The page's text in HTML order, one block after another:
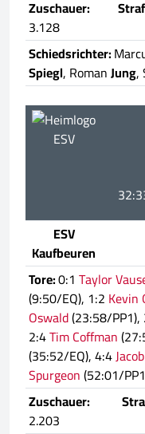
Zuschauer:
3.128
Schiedsrichter:
Spiegl, RomanJung,
ESV
ESV
Kaufbeuren
Tore:0:1 Taylor
(9:50/EQ), 1:2 Kevin
Oswald(23:58/PP1),
2:4Tim Coffman
(35:52/EQ), 4:4
Spurgeon(52:01/
Zuschauer:
2.203